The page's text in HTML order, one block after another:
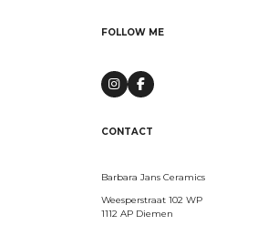
FOLLOW ME
I
n
a
a
m
F
a
b
k
CONTACT
Barbara Jans Ceramics
Weesperstraat 102 WP
1112 AP Diemen